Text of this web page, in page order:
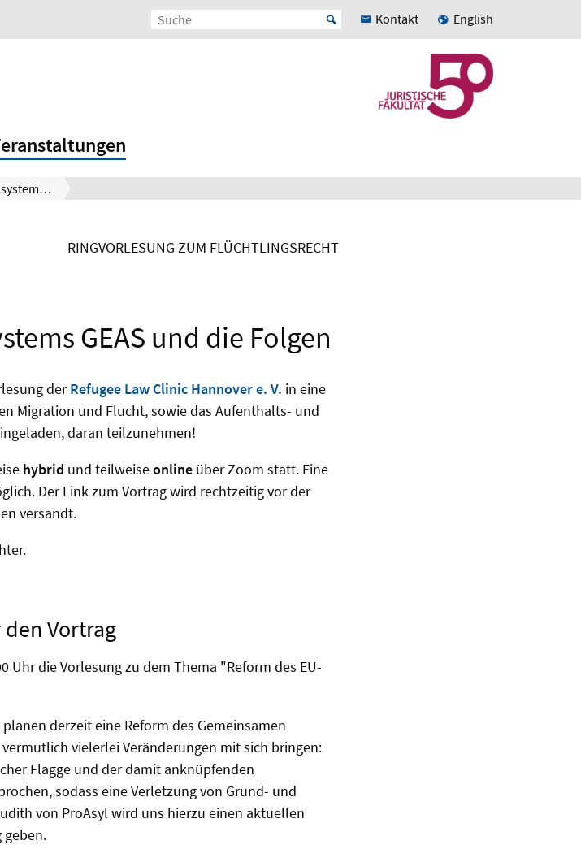
Kontakt English
Reform des EU-Asylsystems GEAS und die Folgen
RINGVORLESUNG ZUM FLÜCHTLINGSRECHT
GEAS und die Folgen
derRefugee Law Clinic Hannover e. V. in eine
Migration und Flucht, sowie das Aufenthalts- und
daran teilzunehmen!
hybrid und teilweiseonline über Zoom statt. Eine
Der Link zum Vortrag wird rechtzeitig vor der
versandt.
den Vortrag
Uhr die Vorlesung zu dem Thema "Reform des EU-
derzeit eine Reform des Gemeinsamen
vermutlich vielerlei Veränderungen mit sich bringen:
Flagge und der damit anknüpfenden
sodass eine Verletzung von Grund- und
von ProAsyl wird uns hierzu einen aktuellen
geben.